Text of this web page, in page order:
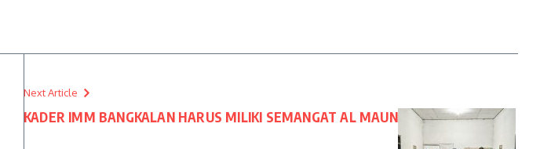
Next Article
KADER IMM BANGKALAN HARUS MILIKI SEMANGAT AL MAUN